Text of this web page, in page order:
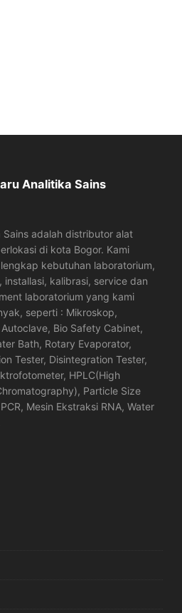
Analitika Sains
Sains adalah distributor alat
di kota Bogor. Kami
kebutuhan laboratorium,
installasi, kalibrasi, service dan
laboratorium yang kami
seperti : Mikroskop,
Bio Safety Cabinet,
Bath, Rotary Evaporator,
Tester, Disintegration Tester,
HPLC(High
Particle Size
Mesin Ekstraksi RNA, Water